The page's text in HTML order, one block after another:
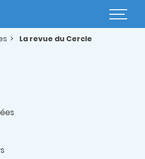
Basculer
La revue du Cercle